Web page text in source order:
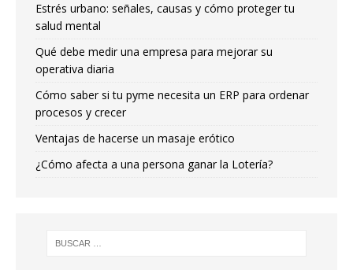
Estrés urbano: señales, causas y cómo proteger tu
salud mental
Qué debe medir una empresa para mejorar su
operativa diaria
Cómo saber si tu pyme necesita un ERP para ordenar
procesos y crecer
Ventajas de hacerse un masaje erótico
¿Cómo afecta a una persona ganar la Lotería?